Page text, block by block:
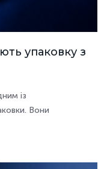
упаковку з
із
Вони